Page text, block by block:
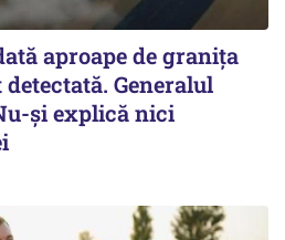
aproape de granița
Generalul
și explică nici